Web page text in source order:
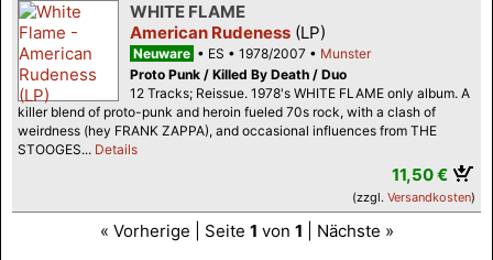
WHITE FLAME
American Rudeness (LP)
Neuware ES 1978/2007
Munster
Proto Punk / Killed By Death / Duo
12 Tracks; Reissue. 1978's WHITE FLAME only album. A
killer blend of proto-punk and heroin fueled 70s rock, with a clash of
weirdness (hey FRANK ZAPPA), and occasional influences from THE
STOOGES... Details
11,50 €
(zzgl. Versandkosten)
« Vorherige | Seite 1 von 1 | Nächste »